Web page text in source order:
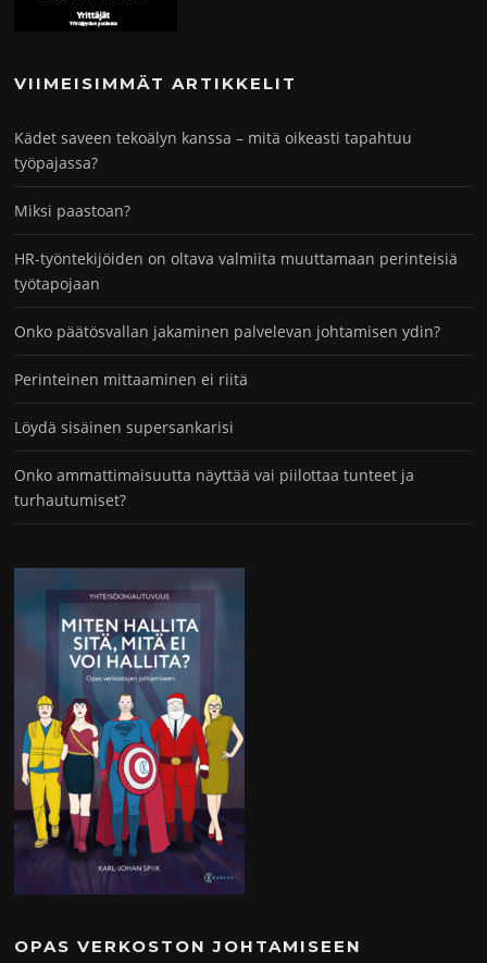
VIIMEISIMMÄT ARTIKKELIT
Kädet saveen tekoälyn kanssa – mitä oikeasti tapahtuu
työpajassa?
Miksi paastoan?
HR-työntekijöiden on oltava valmiita muuttamaan perinteisiä
työtapojaan
Onko päätösvallan jakaminen palvelevan johtamisen ydin?
Perinteinen mittaaminen ei riitä
Löydä sisäinen supersankarisi
Onko ammattimaisuutta näyttää vai piilottaa tunteet ja
turhautumiset?
OPAS VERKOSTON JOHTAMISEEN